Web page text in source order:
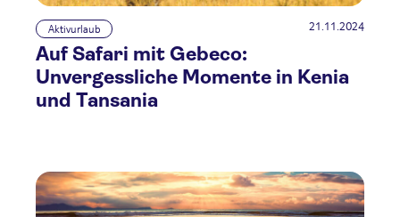
Aktivurlaub 21.11.2024
Auf Safari mit Gebeco:
Unvergessliche Momente in Kenia
und Tansania